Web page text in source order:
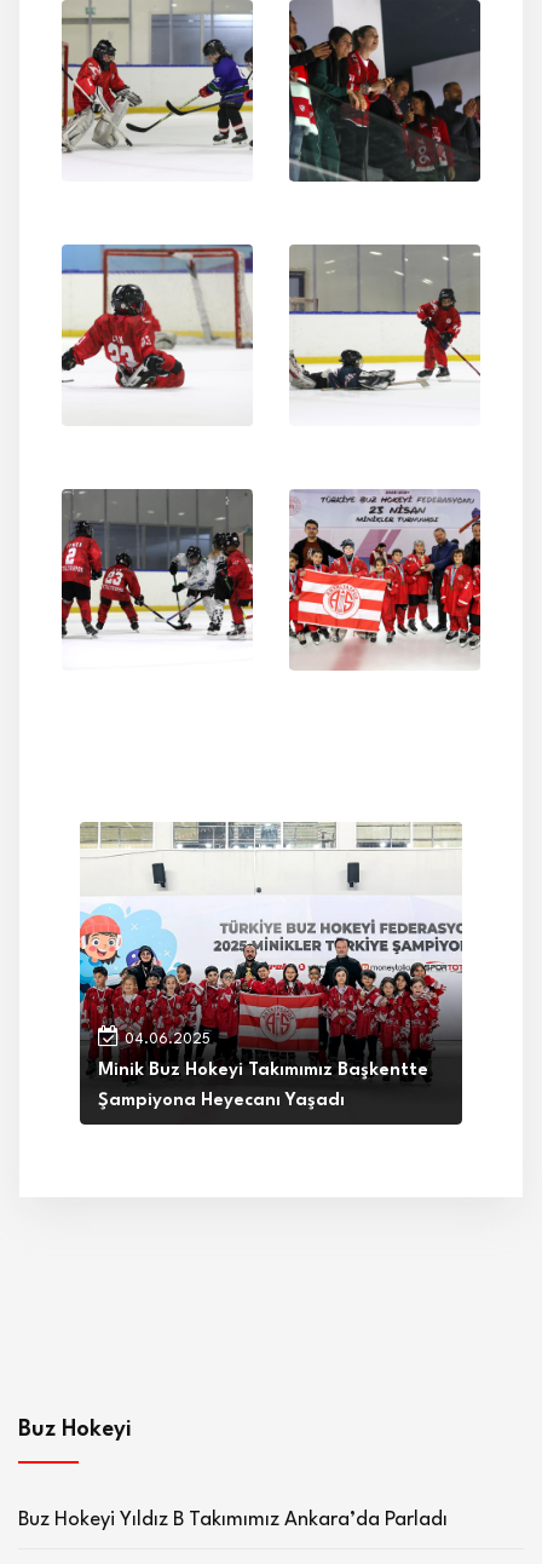
04.06.2025
Minik Buz Hokeyi Takımımız Başkentte
Şampiyona Heyecanı Yaşadı
Buz Hokeyi
Buz Hokeyi Yıldız B Takımımız Ankara’da Parladı